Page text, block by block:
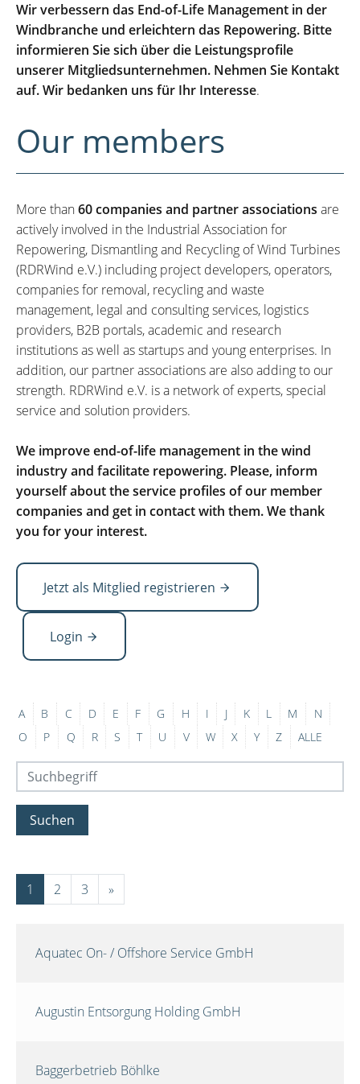
Wir verbessern das End-of-Life Management in der
Windbranche und erleichtern das Repowering. Bitte
informieren Sie sich über die Leistungsprofile
unserer Mitgliedsunternehmen. Nehmen Sie Kontakt
auf. Wir bedanken uns für Ihr Interesse.
Our members
More than60 companies and partner associations are
actively involved in the Industrial Association for
Repowering, Dismantling and Recycling of Wind Turbines
(RDRWind e.V.) including project developers, operators,
companies for removal, recycling and waste
management, legal and consulting services, logistics
providers, B2B portals, academic and research
institutions as well as startups and young enterprises. In
addition, our partner associations are also adding to our
strength. RDRWind e.V. is a network of experts, special
service and solution providers.
We improve end-of-life management in the wind
industry and facilitate repowering. Please, inform
yourself about the service profiles of our member
companies and get in contact with them. We thank
you for your interest.
Jetzt als Mitglied registrieren
Login
A B C D E F G H I J K L M
N
O
P Q R S T U V W X Y Z ALLE
Suchen
1 2 3 »
Aquatec On- / Offshore Service GmbH
Augustin Entsorgung Holding GmbH
Baggerbetrieb Böhlke